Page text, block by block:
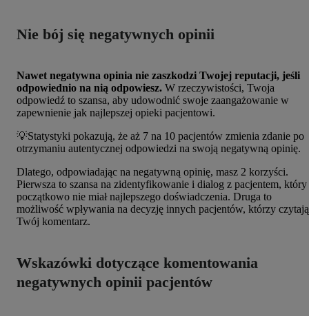
Nie bój się negatywnych opinii
Nawet negatywna opinia nie zaszkodzi Twojej reputacji, jeśli
odpowiednio na nią odpowiesz. W rzeczywistości, Twoja
odpowiedź to szansa, aby udowodnić swoje zaangażowanie w
zapewnienie jak najlepszej opieki pacjentowi.
💡Statystyki pokazują, że aż 7 na 10 pacjentów zmienia zdanie po
otrzymaniu autentycznej odpowiedzi na swoją negatywną opinię.
Dlatego, odpowiadając na negatywną opinię, masz 2 korzyści.
Pierwsza to szansa na zidentyfikowanie i dialog z pacjentem, który
początkowo nie miał najlepszego doświadczenia. Druga to
możliwość wpływania na decyzję innych pacjentów, którzy czytają
Twój komentarz.
Wskazówki dotyczące komentowania
negatywnych opinii pacjentów